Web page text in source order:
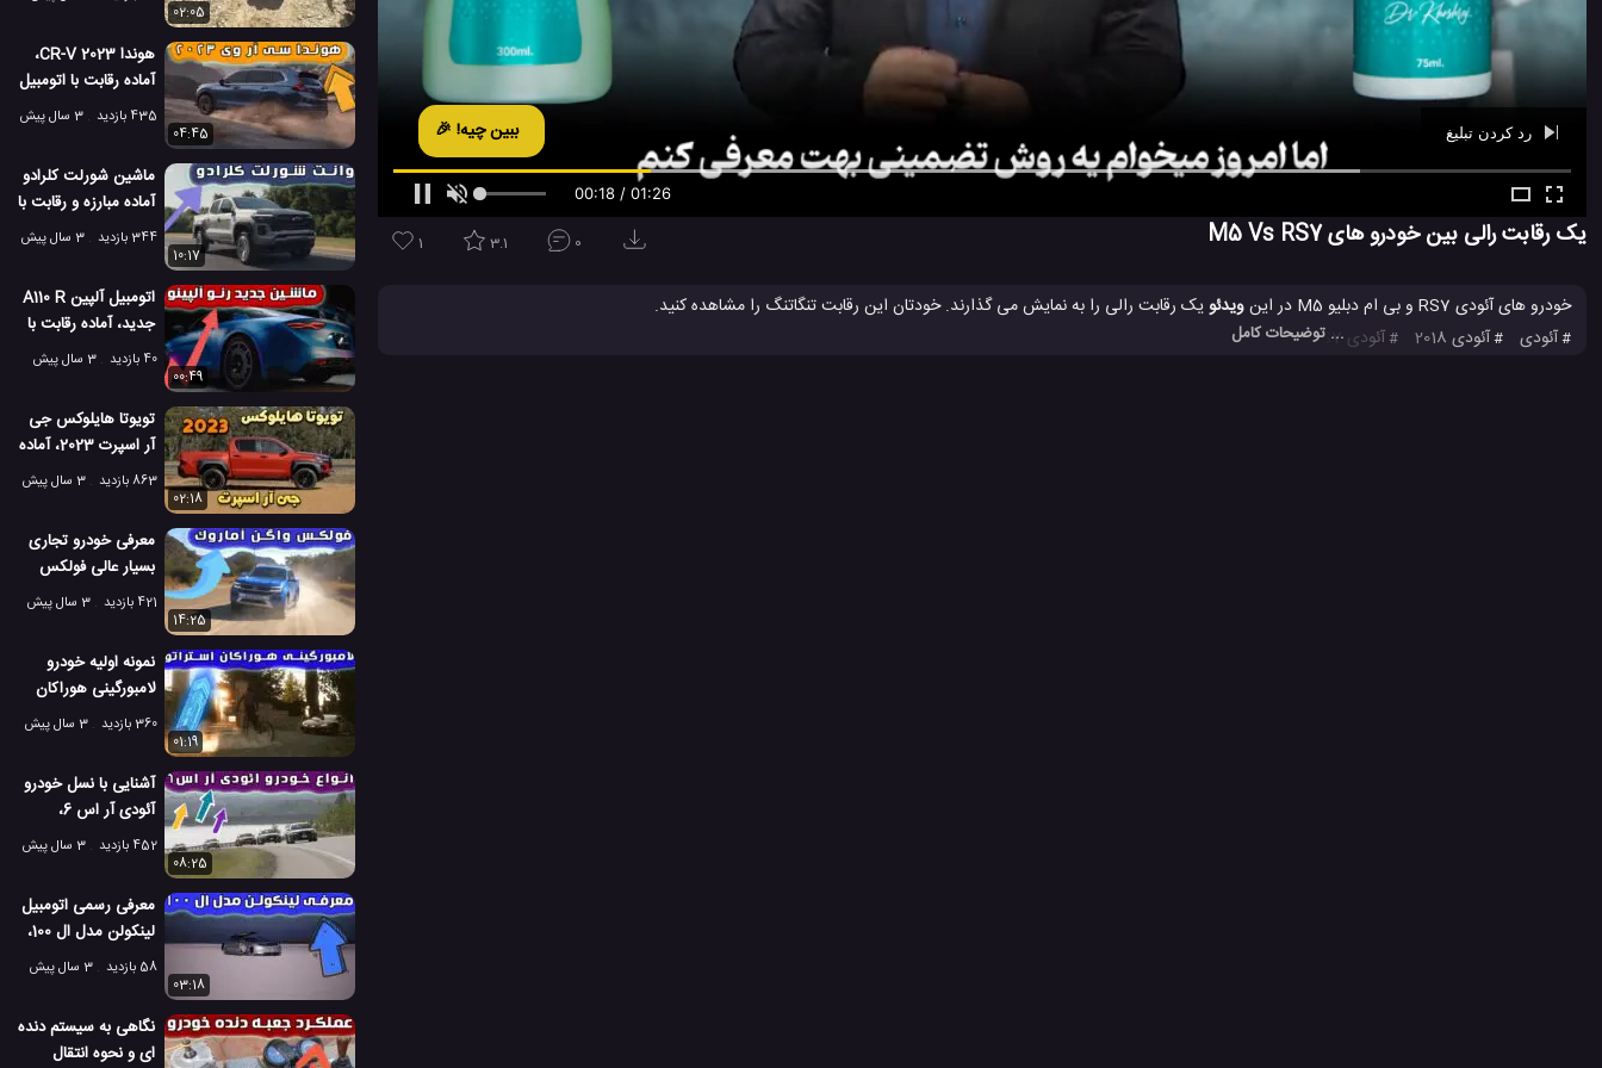
00:19 / 01:26
ببین چیه! 🎉
Ad - 01:07
یک رقابت رالی بین خودرو های M5 Vs RS7 1 3.1 0
خودرو های آئودی RS7 و بی ام دبلیو M5 در این ویدئویک رقابت رالی را به نمایش می گذارند. خودتان این رقابت تنگاتنگ را مشاهده کنید.
#آئودی #آئودی 2018 # آئودی RS7 #اتومبیل BMW
... توضیحات کامل
02:05
هوندا CR-V 2023،
آماده رقابت با اتومبیل
تویوتا RAV4
435 بازدید
3 سال پیش
04:45
ماشین شورلت کلرادو
آماده مبارزه و رقابت با
فورد رنجر
344 بازدید
3 سال پیش
10:17
اتومبیل آلپین A110 R
جدید، آماده رقابت با
پورشه کیمن
40 بازدید
3 سال پیش
00:49
تویوتا هایلوکس جی
آر اسپرت 2023، آماده
رقابت با فورد رپتور!
863 بازدید
3 سال پیش
02:18
معرفی خودرو تجاری
بسیار عالی فولکس
واگن آماروک
421 بازدید
3 سال پیش
14:25
نمونه اولیه خودرو
لامبورگینی هوراکان
استراتو در جاده
360 بازدید
3 سال پیش
01:19
آشنایی با نسل خودرو
آئودی آر اس 6،
شگفت انگیز ترین؟
452 بازدید
3 سال پیش
08:25
معرفی رسمی اتومبیل
لینکولن مدل ال 100،
یک خودرو لوکس
58 بازدید
3 سال پیش
03:18
نگاهی به سیستم دنده
ای و نحوه انتقال